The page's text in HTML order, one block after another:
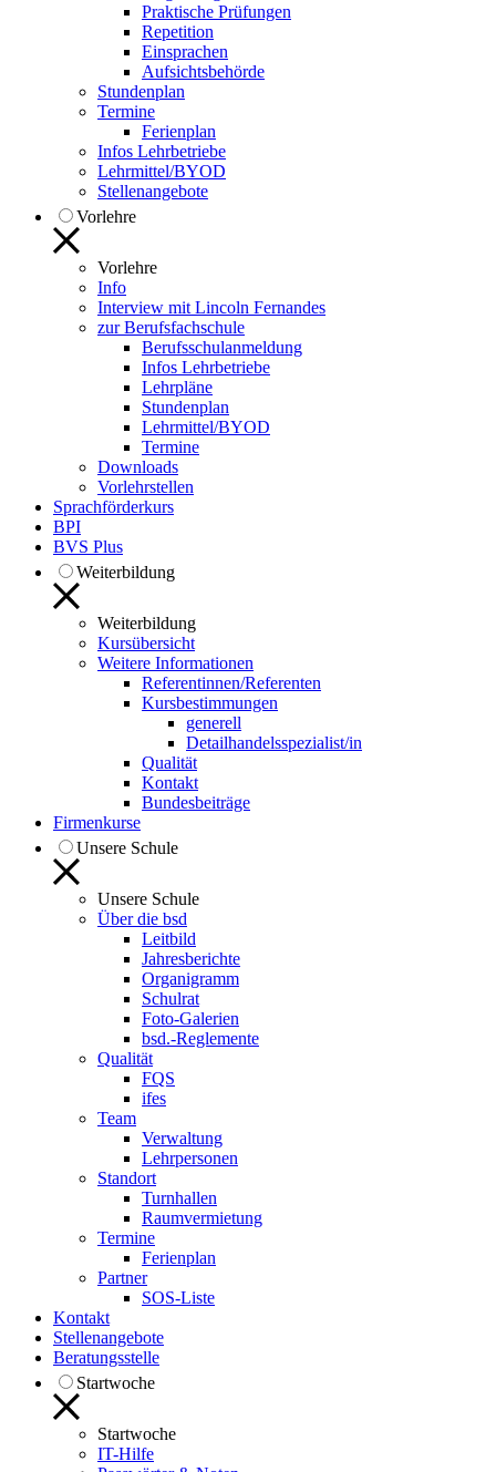
Praktische Prüfungen
Repetition
Einsprachen
Aufsichtsbehörde
Stundenplan
Termine
Ferienplan
Infos Lehrbetriebe
Lehrmittel/BYOD
Stellenangebote
Vorlehre
Vorlehre
Info
Interview mit Lincoln Fernandes
zur Berufsfachschule
Berufsschulanmeldung
Infos Lehrbetriebe
Lehrpläne
Stundenplan
Lehrmittel/BYOD
Termine
Downloads
Vorlehrstellen
Sprachförderkurs
BPI
BVS Plus
Weiterbildung
Weiterbildung
Kursübersicht
Weitere Informationen
Referentinnen/Referenten
Kursbestimmungen
generell
Detailhandelsspezialist/in
Qualität
Kontakt
Bundesbeiträge
Firmenkurse
Unsere Schule
Unsere Schule
Über die bsd
Leitbild
Jahresberichte
Organigramm
Schulrat
Foto-Galerien
bsd.-Reglemente
Qualität
FQS
ifes
Team
Verwaltung
Lehrpersonen
Standort
Turnhallen
Raumvermietung
Termine
Ferienplan
Partner
SOS-Liste
Kontakt
Stellenangebote
Beratungsstelle
Startwoche
Startwoche
IT-Hilfe